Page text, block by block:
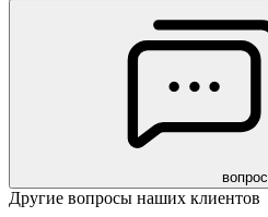
вопрос
Другие вопросы наших клиентов